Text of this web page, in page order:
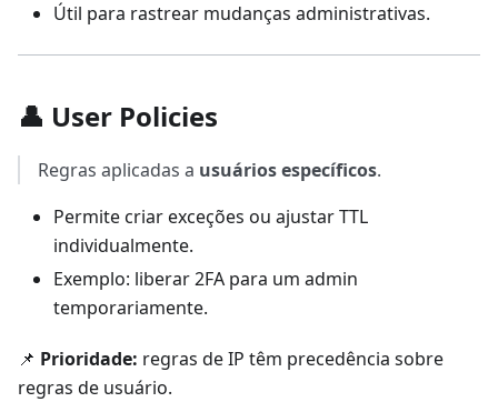
Útil para rastrear mudanças administrativas.
👤 User Policies
Regras aplicadas a usuários específicos.
Permite criar exceções ou ajustar TTL
individualmente.
Exemplo: liberar 2FA para um admin
temporariamente.
📌 Prioridade: regras de IP têm precedência sobre
regras de usuário.